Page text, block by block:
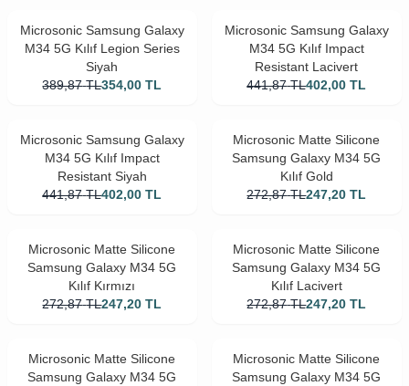
Microsonic Samsung Galaxy
M34 5G Kılıf Legion Series
Siyah
389,87 TL354,00 TL
Microsonic Samsung Galaxy
M34 5G Kılıf Impact
Resistant Lacivert
441,87 TL402,00 TL
Microsonic Samsung Galaxy
M34 5G Kılıf Impact
Resistant Siyah
441,87 TL402,00 TL
Microsonic Matte Silicone
Samsung Galaxy M34 5G
Kılıf Gold
272,87 TL247,20 TL
Microsonic Matte Silicone
Samsung Galaxy M34 5G
Kılıf Kırmızı
272,87 TL247,20 TL
Microsonic Matte Silicone
Samsung Galaxy M34 5G
Kılıf Lacivert
272,87 TL247,20 TL
Microsonic Matte Silicone
Samsung Galaxy M34 5G
Microsonic Matte Silicone
Samsung Galaxy M34 5G